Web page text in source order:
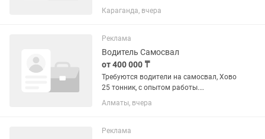
оборудования болид. Работа
командировочного характера работы
Караганда, вчера
Реклама
Водитель Самосвал
от 400 000 ₸
Требуются водители на самосвал, Хово
25 тонник, с опытом работы.
Командировочные работы, не
вахтовый метод. По региону, Шымкент,
Семей и т.д. Приходите на...
Алматы, вчера
Реклама